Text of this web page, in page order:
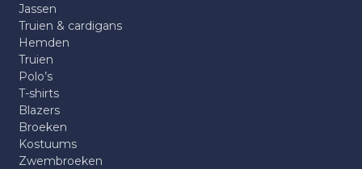
Jassen
Truien & cardigans
Hemden
Truien
Polo’s
T-shirts
Blazers
Broeken
Kostuums
Zwembroeken